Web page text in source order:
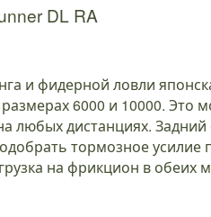
DL RA
и фидерной ловли
размерах 6000 и 10000.
любых дистанциях.
тормозное
на фрикцион в обеих